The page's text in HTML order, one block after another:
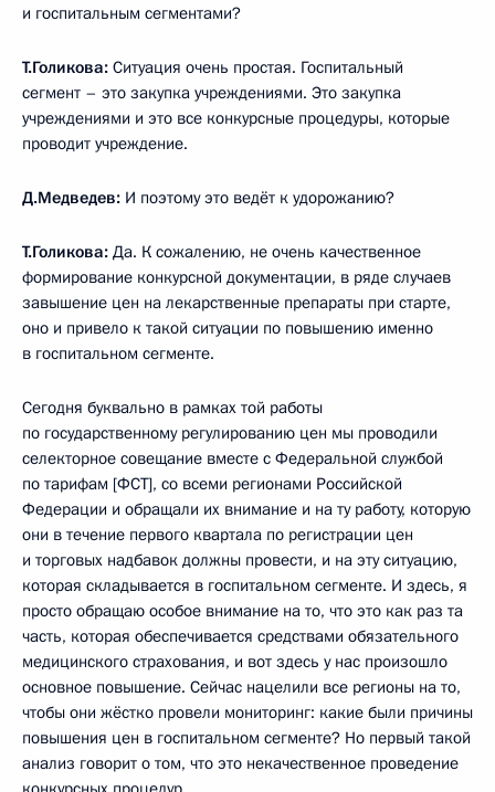
и госпитальным сегментами?
Т.Голикова: Ситуация очень простая. Госпитальный
сегмент – это закупка учреждениями. Это закупка
учреждениями и это все конкурсные процедуры, которые
проводит учреждение.
Д.Медведев: И поэтому это ведёт к удорожанию?
Т.Голикова: Да. К сожалению, не очень качественное
формирование конкурсной документации, в ряде случаев
завышение цен на лекарственные препараты при старте,
оно и привело к такой ситуации по повышению именно
в госпитальном сегменте.
Сегодня буквально в рамках той работы
по государственному регулированию цен мы проводили
селекторное совещание вместе с Федеральной службой
по тарифам [ФСТ], со всеми регионами Российской
Федерации и обращали их внимание и на ту работу, которую
они в течение первого квартала по регистрации цен
и торговых надбавок должны провести, и на эту ситуацию,
которая складывается в госпитальном сегменте. И здесь, я
просто обращаю особое внимание на то, что это как раз та
часть, которая обеспечивается средствами обязательного
медицинского страхования, и вот здесь у нас произошло
основное повышение. Сейчас нацелили все регионы на то,
чтобы они жёстко провели мониторинг: какие были причины
повышения цен в госпитальном сегменте? Но первый такой
анализ говорит о том, что это некачественное проведение